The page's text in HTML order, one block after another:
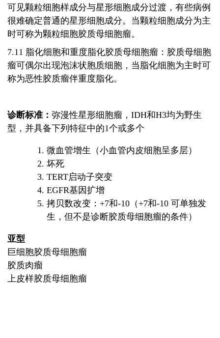
可见颗粒细胞样成分与星形细胞成分过渡，有些病例
很难确定普通的星形细胞成分。当颗粒细胞成分为主
时可称为颗粒细胞胶质母细胞瘤。
7.11 脂化细胞和重度脂化胶质母细胞瘤：胶质母细胞
瘤可偶尔出现泡沫状胞质细胞，当脂化细胞为主时可
称为恶性胶质瘤伴重度脂化。
诊断标准： 弥漫性星形细胞瘤，IDH和H3均为野生
型，并具备下列特征中的1个或多个
微血管增生（小血管内皮细胞呈多层）
坏死
TERT启动子突变
EGFR基因扩增
拷贝数改变：+7和-10（+7和-10 可单独发
生，但不是诊断胶质母细胞瘤的条件）
亚型
巨细胞胶质母细胞瘤
胶质肉瘤
上皮样胶质母细胞瘤